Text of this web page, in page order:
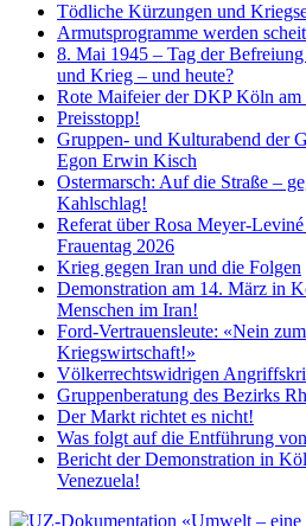
Tödliche Kürzungen und
Armutsprogramme werden
8. Mai 1945 – Tag der
und Krieg – und heute?
Rote Maifeier der DKP Köln
Preisstopp!
Gruppen- und Kulturabend der
Egon Erwin Kisch
Ostermarsch: Auf die Straße –
Kahlschlag!
Referat über Rosa Meyer-
Frauentag 2026
Krieg gegen Iran und die Folgen
Demonstration am 14. März in
Menschen im Iran!
Ford-Vertrauensleute: «Nein
Kriegswirtschaft!»
Völkerrechtswidrigen
Gruppenberatung des Bezirks
Der Markt richtet es nicht!
Was folgt auf die Entführung
Bericht der Demonstration in
Venezuela!